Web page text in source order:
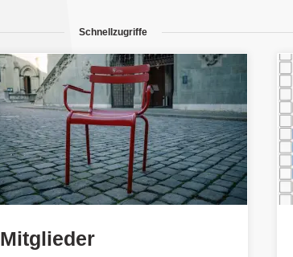
Schnellzugriffe
Mitglieder